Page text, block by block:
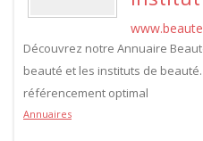
Découvrez notre Annuaire
beauté et les instituts de
référencement optimal
Annuaires